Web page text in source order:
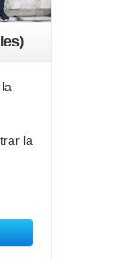
la